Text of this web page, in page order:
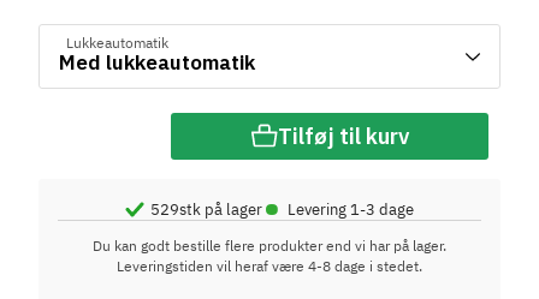
Lukkeautomatik
Tilføj til kurv
529stk på lager• Levering 1-3 dage
Du kan godt bestille flere produkter end vi har på lager.
Leveringstiden vil heraf være 4-8 dage i stedet.